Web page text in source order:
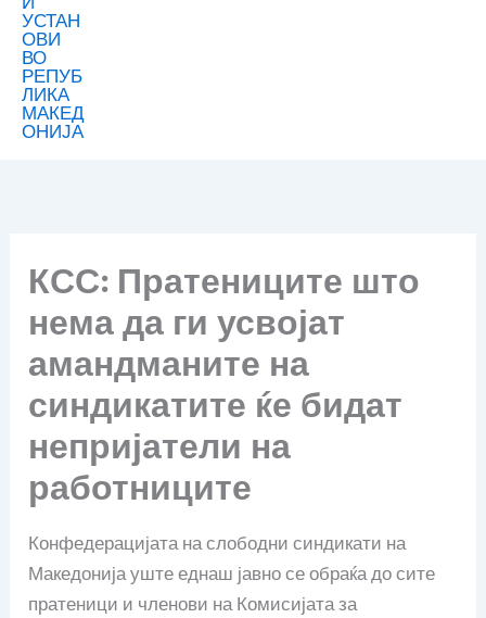
КСС: Пратениците што
нема да ги усвојат
амандманите на
синдикатите ќе бидат
непријатели на
работниците
Конфедерацијата на слободни синдикати на
Македонија уште еднаш јавно се обраќа до сите
пратеници и членови на Комисијата за